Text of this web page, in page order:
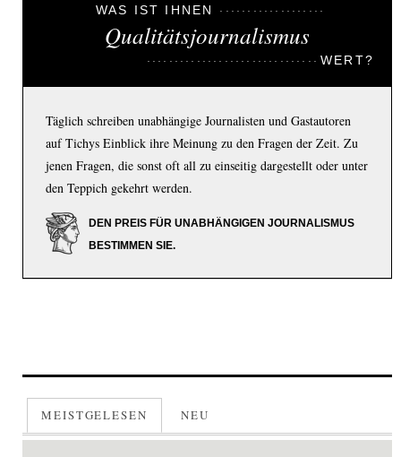
WAS IST IHNEN
Qualitätsjournalismus
WERT?
Täglich schreiben unabhängige Journalisten und Gastautoren
auf Tichys Einblick ihre Meinung zu den Fragen der Zeit. Zu
jenen Fragen, die sonst oft all zu einseitig dargestellt oder unter
den Teppich gekehrt werden.
DEN PREIS FÜR UNABHÄNGIGEN JOURNALISMUS
BESTIMMEN SIE.
MEISTGELESEN NEU